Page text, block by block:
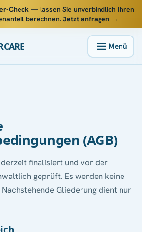
Check— lassen Sie unverbindlich Ihren
berechnen. Jetzt anfragen →
(AGB)
derzeit finalisiert und vor der
geprüft. Es werden keine
Gliederung dient nur